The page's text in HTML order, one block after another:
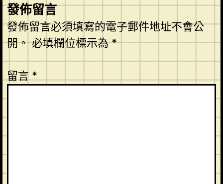
發佈留言
發佈留言必須填寫的電子郵件地址不會公
開。必填欄位標示為*
留言*